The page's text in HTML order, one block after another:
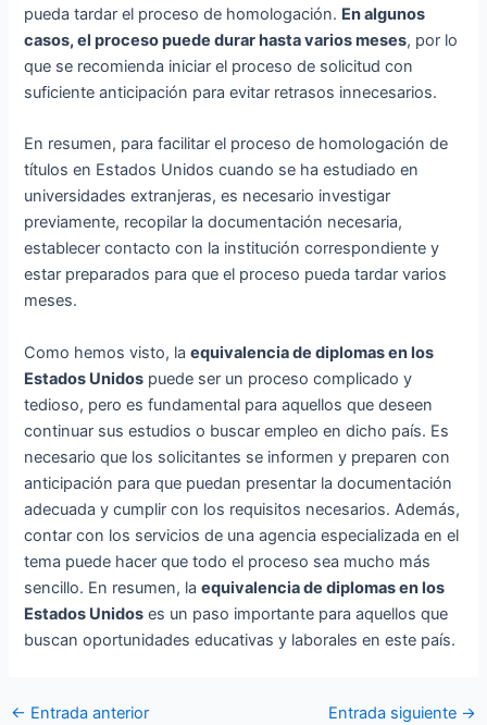
pueda tardar el proceso de homologación. En algunos
casos, el proceso puede durar hasta varios meses, por lo
que se recomienda iniciar el proceso de solicitud con
suficiente anticipación para evitar retrasos innecesarios.
En resumen, para facilitar el proceso de homologación de
títulos en Estados Unidos cuando se ha estudiado en
universidades extranjeras, es necesario investigar
previamente, recopilar la documentación necesaria,
establecer contacto con la institución correspondiente y
estar preparados para que el proceso pueda tardar varios
meses.
Como hemos visto, laequivalencia de diplomas en los
Estados Unidos puede ser un proceso complicado y
tedioso, pero es fundamental para aquellos que deseen
continuar sus estudios o buscar empleo en dicho país. Es
necesario que los solicitantes se informen y preparen con
anticipación para que puedan presentar la documentación
adecuada y cumplir con los requisitos necesarios. Además,
contar con los servicios de una agencia especializada en el
tema puede hacer que todo el proceso sea mucho más
sencillo. En resumen, laequivalencia de diplomas en los
Estados Unidos es un paso importante para aquellos que
buscan oportunidades educativas y laborales en este país.
Navegación
← Entrada anterior Entrada siguiente →